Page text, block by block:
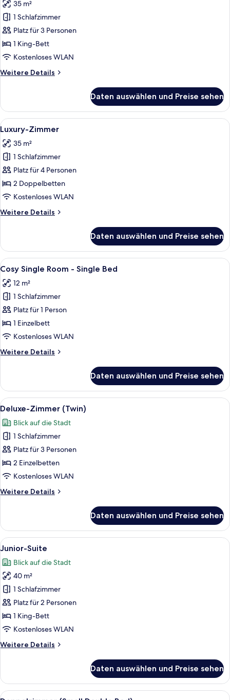
für
Luxury-
Doppelzimmer
anzeigen
35 m²
1 Schlafzimmer
Platz für 3 Personen
1 King-Bett
Kostenloses WLAN
Weitere Details
Weitere
Doppelzimmer
Daten auswählen und Preise sehen
Alle
Fotos
für
Luxury-
Zimmer
anzeigen
Ein Hotelzimmer mit zwei Betten,
8
Luxury-Zimmer
35 m²
1 Schlafzimmer
Platz für 4 Personen
2 Doppelbetten
Kostenloses WLAN
Weitere Details
Weitere
Zimmer
Daten auswählen und Preise sehen
Alle
Fotos
für
Cosy
Single
Room
-
Bed
Ein Hotelzimmer mit einem Bett,
9
Cosy Single Room - Single Bed
12 m²
1 Schlafzimmer
Platz für 1 Person
1 Einzelbett
Kostenloses WLAN
Weitere Details
Weitere
Single
Room
-
Bed
Daten auswählen und Preise sehen
Alle
Fotos
für
Deluxe-
Zimmer
(Twin)
anzeigen
Ein Hotelzimmer mit zwei Betten,
14
Deluxe-Zimmer (Twin)
Blick auf die Stadt
1 Schlafzimmer
Platz für 3 Personen
2 Einzelbetten
Kostenloses WLAN
Weitere Details
Weitere
Zimmer
(Twin)
Daten auswählen und Preise sehen
Alle
Fotos
für
Junior-
Suite
anzeigen
Ein Schlafzimmer mit einem großen
13
Junior-Suite
Blick auf die Stadt
40 m²
1 Schlafzimmer
Platz für 2 Personen
1 King-Bett
Kostenloses WLAN
Weitere Details
Weitere
Suite
Daten auswählen und Preise sehen
Alle
Ein Hotelzimmer mit Bett,